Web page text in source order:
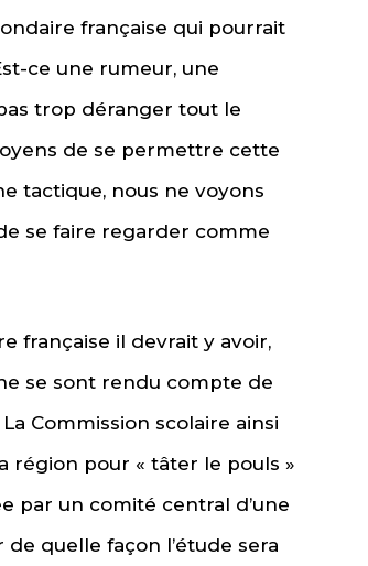
française qui pourrait
ce une rumeur, une
trop déranger tout le
de se permettre cette
tactique, nous ne voyons
se faire regarder comme
française il devrait y avoir,
se sont rendu compte de
Commission scolaire ainsi
région pour « tâter le pouls »
par un comité central d’une
quelle façon l’étude sera